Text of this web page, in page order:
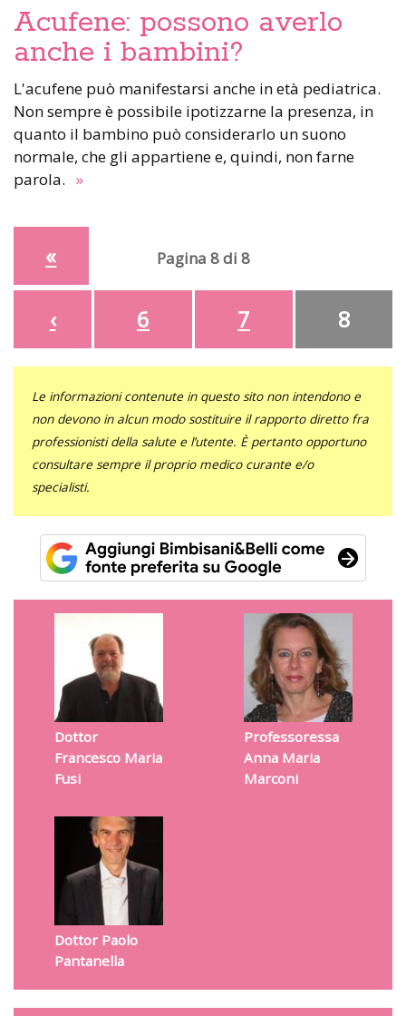
Acufene: possono averlo
anche i bambini?
L'acufene può manifestarsi anche in età pediatrica.
Non sempre è possibile ipotizzarne la presenza, in
quanto il bambino può considerarlo un suono
normale, che gli appartiene e, quindi, non farne
parola. »
Pagina 8 di 8
«
‹ 6 7 8
Le informazioni contenute in questo sito non intendono e
non devono in alcun modo sostituire il rapporto diretto fra
professionisti della salute e l’utente. È pertanto opportuno
consultare sempre il proprio medico curante e/o
specialisti.
Dottor
Francesco Maria
Fusi
Professoressa
Anna Maria
Marconi
Dottor Paolo
Pantanella